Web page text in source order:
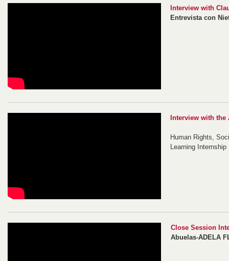
Interview with
Entrevista con
Interview with
Human Rights,
Learning Internship
Close Session
Abuelas-ADELA